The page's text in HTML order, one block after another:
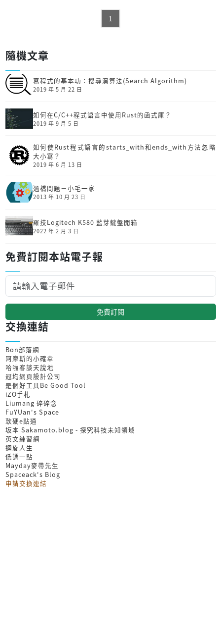
1
隨機文章
寫程式的基本功：搜尋演算法(Search Algorithm)
2019 年 5 月 22 日
如何在C/C++程式語言中使用Rust的函式庫？
2019 年 9 月 5 日
如何使Rust程式語言的starts_with和ends_with方法忽略
大小寫？
2019 年 6 月 13 日
過橋問題－小毛一家
2013 年 10 月 23 日
羅技Logitech K580 藍芽鍵盤開箱
2022 年 2 月 3 日
免費訂閱本站電子報
免費訂閱
交換連結
Bon部落網
阿摩斯的小確幸
哈啦客談天說地
冠均網頁設計公司
是個好工具Be Good Tool
iZO手札
Liumang 碎碎念
FuYUan's Space
軟硬e點通
坂本 Sakamoto.blog - 探究科技未知領域
英文練習網
迴旋人生
低調一點
Mayday麥帶先生
Spaceack's Blog
申請交換連結